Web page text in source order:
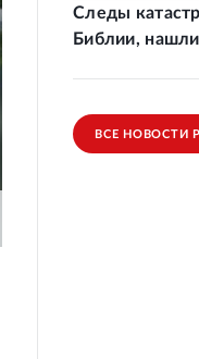
Следы
Библии,
ВСЕ НОВОСТИ